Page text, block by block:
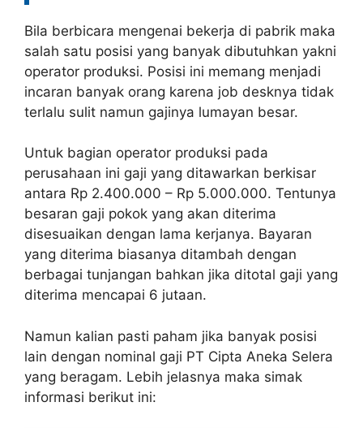
Bila berbicara mengenai bekerja di pabrik maka
salah satu posisi yang banyak dibutuhkan yakni
operator produksi. Posisi ini memang menjadi
incaran banyak orang karena job desknya tidak
terlalu sulit namun gajinya lumayan besar.
Untuk bagian operator produksi pada
perusahaan ini gaji yang ditawarkan berkisar
antara Rp 2.400.000 – Rp 5.000.000. Tentunya
besaran gaji pokok yang akan diterima
disesuaikan dengan lama kerjanya. Bayaran
yang diterima biasanya ditambah dengan
berbagai tunjangan bahkan jika ditotal gaji yang
diterima mencapai 6 jutaan.
Namun kalian pasti paham jika banyak posisi
lain dengan nominal gaji PT Cipta Aneka Selera
yang beragam. Lebih jelasnya maka simak
informasi berikut ini: